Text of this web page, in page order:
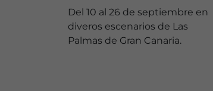
Del 10 al 26 de septiembre en
diveros escenarios de Las
Palmas de Gran Canaria.